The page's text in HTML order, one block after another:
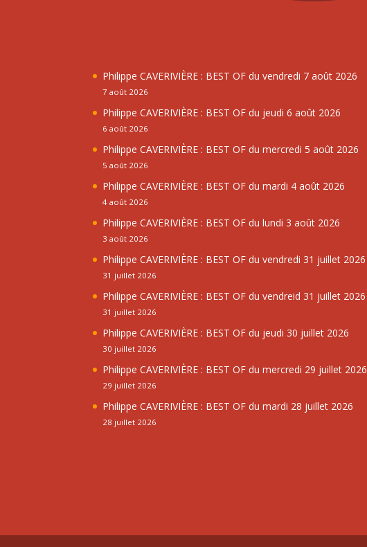
Philippe CAVERIVIÈRE : BEST OF du vendredi 7 août 2026
7 août 2026
Philippe CAVERIVIÈRE : BEST OF du jeudi 6 août 2026
6 août 2026
Philippe CAVERIVIÈRE : BEST OF du mercredi 5 août 2026
5 août 2026
Philippe CAVERIVIÈRE : BEST OF du mardi 4 août 2026
4 août 2026
Philippe CAVERIVIÈRE : BEST OF du lundi 3 août 2026
3 août 2026
Philippe CAVERIVIÈRE : BEST OF du vendredi 31 juillet 2026
31 juillet 2026
Philippe CAVERIVIÈRE : BEST OF du vendreid 31 juillet 2026
31 juillet 2026
Philippe CAVERIVIÈRE : BEST OF du jeudi 30 juillet 2026
30 juillet 2026
Philippe CAVERIVIÈRE : BEST OF du mercredi 29 juillet 2026
29 juillet 2026
Philippe CAVERIVIÈRE : BEST OF du mardi 28 juillet 2026
28 juillet 2026